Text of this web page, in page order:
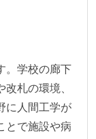
。学校の廊下
札の環境、
に人間工学が
とで施設や病